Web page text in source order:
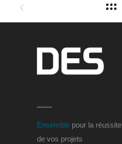
Ensemble pour la réussite
de vos projets